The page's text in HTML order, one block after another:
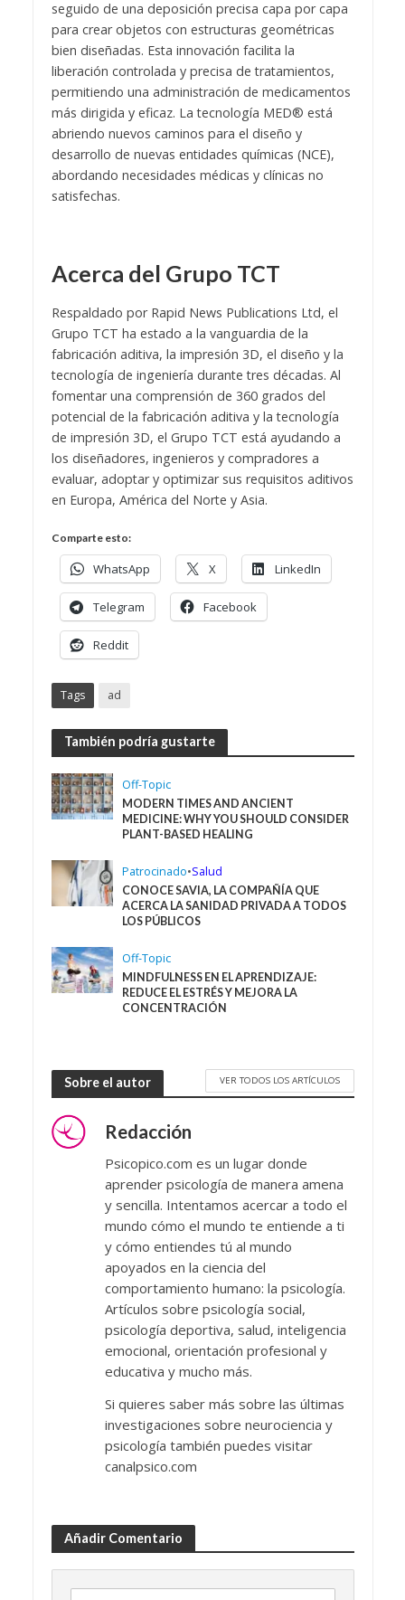
seguido de una deposición precisa capa por capa
para crear objetos con estructuras geométricas
bien diseñadas. Esta innovación facilita la
liberación controlada y precisa de tratamientos,
permitiendo una administración de medicamentos
más dirigida y eficaz. La tecnología MED® está
abriendo nuevos caminos para el diseño y
desarrollo de nuevas entidades químicas (NCE),
abordando necesidades médicas y clínicas no
satisfechas.
Acerca del Grupo TCT
Respaldado por Rapid News Publications Ltd, el
Grupo TCT ha estado a la vanguardia de la
fabricación aditiva, la impresión 3D, el diseño y la
tecnología de ingeniería durante tres décadas. Al
fomentar una comprensión de 360 grados del
potencial de la fabricación aditiva y la tecnología
de impresión 3D, el Grupo TCT está ayudando a
los diseñadores, ingenieros y compradores a
evaluar, adoptar y optimizar sus requisitos aditivos
en Europa, América del Norte y Asia.
Comparte esto:
WhatsApp X LinkedIn
Telegram Facebook
Reddit
Tags ad
También podría gustarte
Off-Topic
MODERN TIMES AND ANCIENT
MEDICINE: WHY YOU SHOULD CONSIDER
PLANT-BASED HEALING
Patrocinado•Salud
CONOCE SAVIA, LA COMPAÑÍA QUE
ACERCA LA SANIDAD PRIVADA A TODOS
LOS PÚBLICOS
Off-Topic
MINDFULNESS EN EL APRENDIZAJE:
REDUCE EL ESTRÉS Y MEJORA LA
CONCENTRACIÓN
Sobre el autor VER TODOS LOS ARTÍCULOS
Redacción
Psicopico.com es un lugar donde
aprender psicología de manera amena
y sencilla. Intentamos acercar a todo el
mundo cómo el mundo te entiende a ti
y cómo entiendes tú al mundo
apoyados en la ciencia del
comportamiento humano: la psicología.
Artículos sobre psicología social,
psicología deportiva, salud, inteligencia
emocional, orientación profesional y
educativa y mucho más.
Si quieres saber más sobre las últimas
investigaciones sobre neurociencia y
psicología también puedes visitar
canalpsico.com
Añadir Comentario